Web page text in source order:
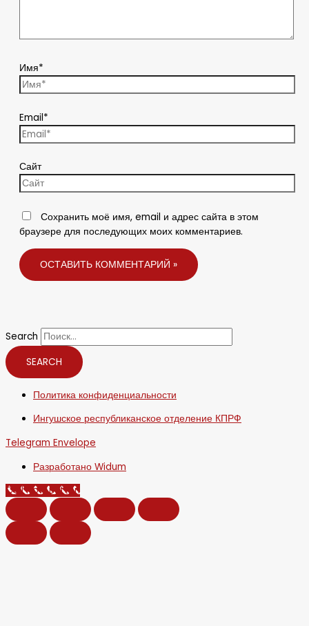
Имя*
Email*
Сайт
Сохранить моё имя, email и адрес сайта в этом
браузере для последующих моих комментариев.
Search
SEARCH
Политика конфиденциальности
Ингушское республиканское отделение КПРФ
Telegram Envelope
Разработано Widum
Call Now Button